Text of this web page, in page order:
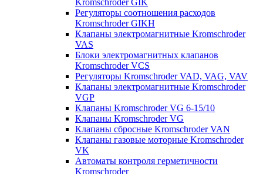
Kromschroder GIK
Регуляторы соотношения расходов
Kromschroder GIKH
Клапаны электромагнитные Kromschroder
VAS
Блоки электромагнитных клапанов
Kromschroder VCS
Регуляторы Kromschroder VAD, VAG, VAV
Клапаны электромагнитные Kromschroder
VGP
Клапаны Kromschroder VG 6-15/10
Клапаны Kromschroder VG
Клапаны сбросные Kromschroder VAN
Клапаны газовые моторные Kromschroder
VK
Автоматы контроля герметичности
Kromschroder